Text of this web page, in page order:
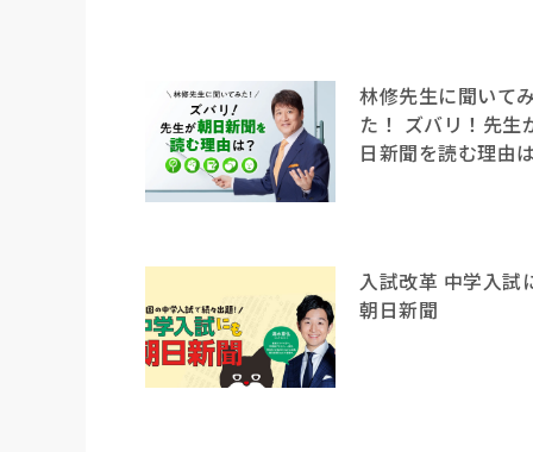
林修先生に聞いて
た！ ズバリ！先生
日新聞を読む理由
入試改革 中学入試
朝日新聞